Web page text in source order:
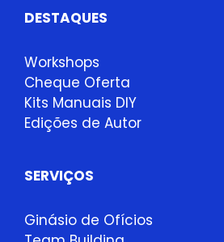
DESTAQUES
Workshops
Cheque Oferta
Kits Manuais DIY
Edições de Autor
SERVIÇOS
Ginásio de Ofícios